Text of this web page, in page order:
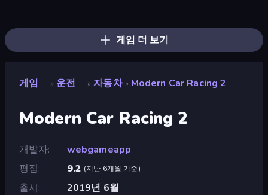
게임 더 보기
게임 » 운전 » 자동차 » Modern Car Racing 2
Modern Car Racing 2
개발자
webgameapp
평점
9.2 (지난 6개월 기준)
출시
2019년 6월